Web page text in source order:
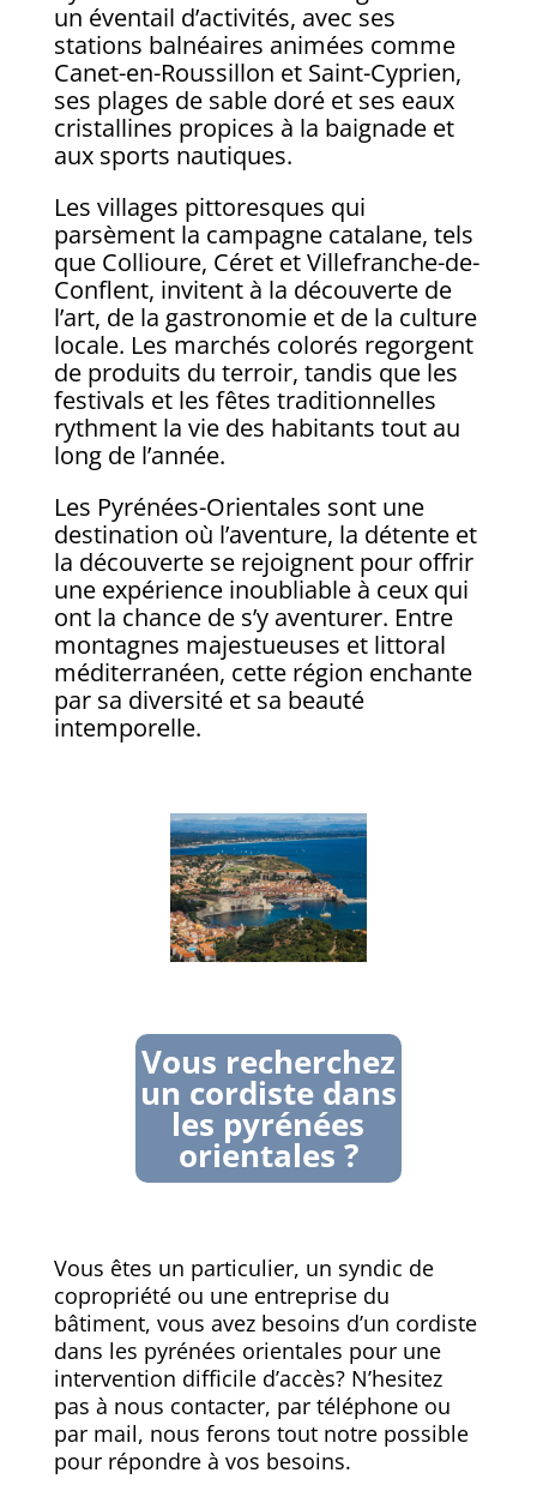
un éventail d’activités, avec ses
stations balnéaires animées comme
Canet-en-Roussillon et Saint-Cyprien,
ses plages de sable doré et ses eaux
cristallines propices à la baignade et
aux sports nautiques.
Les villages pittoresques qui
parsèment la campagne catalane, tels
que Collioure, Céret et Villefranche-de-
Conflent, invitent à la découverte de
l’art, de la gastronomie et de la culture
locale. Les marchés colorés regorgent
de produits du terroir, tandis que les
festivals et les fêtes traditionnelles
rythment la vie des habitants tout au
long de l’année.
Les Pyrénées-Orientales sont une
destination où l’aventure, la détente et
la découverte se rejoignent pour offrir
une expérience inoubliable à ceux qui
ont la chance de s’y aventurer. Entre
montagnes majestueuses et littoral
méditerranéen, cette région enchante
par sa diversité et sa beauté
intemporelle.
Vous recherchez
un cordiste dans
les pyrénées
orientales ?
Vous êtes un particulier, un syndic de
copropriété ou une entreprise du
bâtiment, vous avez besoins d’un cordiste
dans les pyrénées orientales pour une
intervention difficile d’accès? N’hesitez
pas à nous contacter, par téléphone ou
par mail, nous ferons tout notre possible
pour répondre à vos besoins.